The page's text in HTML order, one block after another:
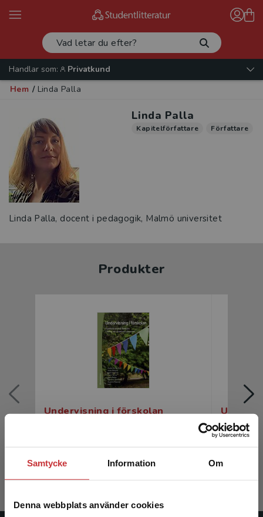
Samtycke Information Om
Denna webbplats använder cookies
Handlar som:
Privatkund
Hem / Linda Palla
Linda Palla
Kapitelförfattare Författare
Linda Palla, docent i pedagogik, Malmö universitet
Produkter
Undervisning i förskolan
350 kr
inkl. moms
Exkl. moms: 330 kr
Olin
Exkl.